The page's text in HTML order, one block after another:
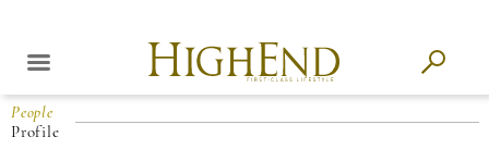
People
Profile